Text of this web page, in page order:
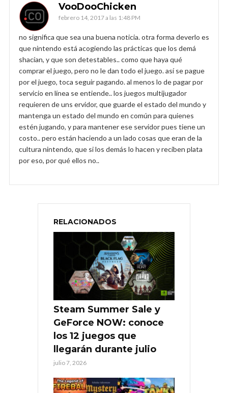
VooDooChicken
febrero 14, 2017 a las 1:48 PM
no significa que sea una buena noticia. otra forma deverlo es
que nintendo está acogiendo las prácticas que los demá
shacían, y que son detestables.. como que haya qué
comprar el juego, pero no le dan todo el juego. así se pague
por el juego, toca seguir pagando. al menos lo de pagar por
servicio en línea se entiende.. los juegos multijugador
requieren de uns ervidor, que guarde el estado del mundo y
mantenga un estado del mundo en común para quienes
estén jugando, y para mantener ese servidor pues tiene un
costo.. pero están haciendo a un lado cosas que eran de la
cultura nintendo, que si los demás lo hacen y reciben plata
por eso, por qué ellos no..
RELACIONADOS
Steam Summer Sale y
GeForce NOW: conoce
los 12 juegos que
llegarán durante julio
julio 7, 2026